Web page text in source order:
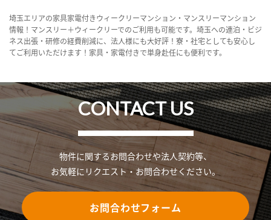
埼玉エリアの家具家電付きウィークリーマンション・マンスリーマンション
情報！マンスリー＋ウィークリーでのご利用も可能です。埼玉への連泊・ビジ
ネス出張・研修の経費削減に、法人様にも大好評！寮・社宅としても安心し
てご利用いただけます！家具・家電付きで単身赴任にも便利です。
CONTACT US
物件に関するお問合わせや法人契約等、
お気軽にリクエスト・お問合わせください。
お問合わせフォーム